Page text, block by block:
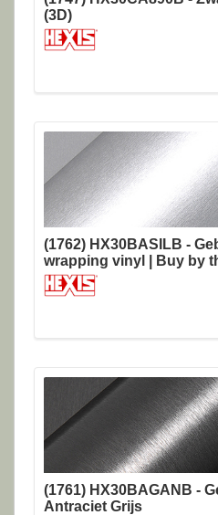
(3D)
(1762) HX30BASILB -
wrapping vinyl | Buy by
(1761) HX30BAGANB -
Antraciet Grijs